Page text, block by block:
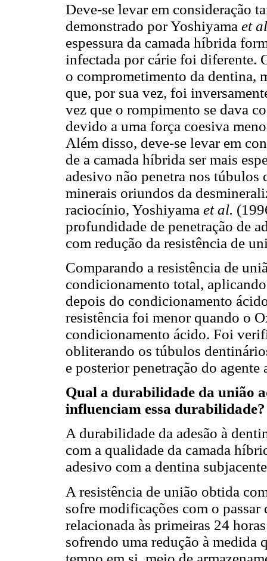
Deve-se levar em consideração
demonstrado por Yoshiyama et
espessura da camada híbrida
infectada por cárie foi diferente.
o comprometimento da dentina,
que, por sua vez, foi
vez que o rompimento se dava
devido a uma força coesiva
Além disso, deve-se levar em
de a camada híbrida ser mais
adesivo não penetra nos
minerais oriundos da
raciocínio, Yoshiyama et al.
profundidade de penetração de
com redução da resistência de
Comparando a resistência de
condicionamento total,
depois do condicionamento
resistência foi menor quando o
condicionamento ácido. Foi
obliterando os túbulos
e posterior penetração do agente
Qual a durabilidade da união
influenciam essa durabilidade?
A durabilidade da adesão à
com a qualidade da camada
adesivo com a dentina
A resistência de união obtida
sofre modificações com o
relacionada às primeiras 24
sofrendo uma redução à medida